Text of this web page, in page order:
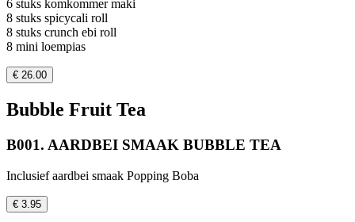
6 stuks komkommer maki
8 stuks spicycali roll
8 stuks crunch ebi roll
8 mini loempias
€ 26.00
Bubble Fruit Tea
B001. AARDBEI SMAAK BUBBLE TEA
Inclusief aardbei smaak Popping Boba
€ 3.95